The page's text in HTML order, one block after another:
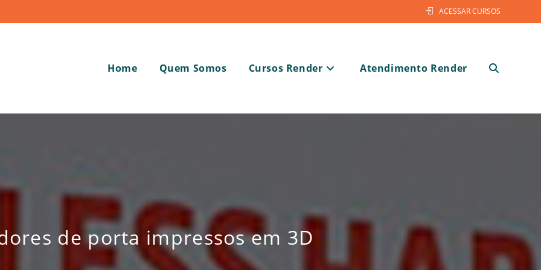
ACESSAR CURSOS
Home Quem Somos Cursos Render Atendimento Render Alternar
de porta impressos em 3D